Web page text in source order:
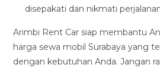
disepakati dan nikmati
Arimbi Rent Car siap membantu
harga sewa mobil Surabaya yang
dengan kebutuhan Anda. Jangan